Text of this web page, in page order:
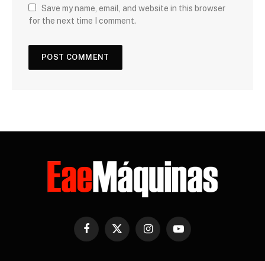
Save my name, email, and website in this browser
for the next time I comment.
Facebook
X
InstagramYouTube